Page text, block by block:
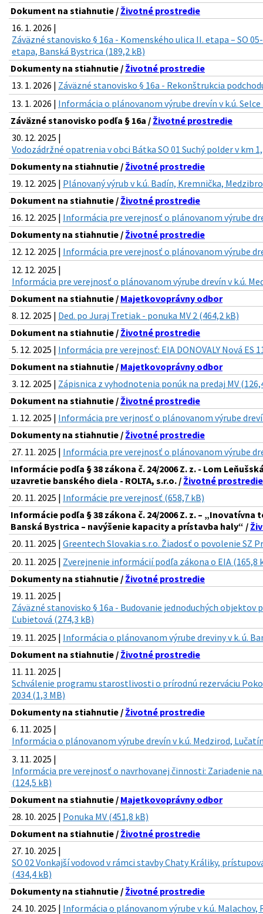
Dokument na stiahnutie / Životné prostredie
16. 1. 2026 |
Záväzné stanovisko § 16a - Komenského ulica II. etapa – SO
etapa, Banská Bystrica (189,2 kB)
Dokumenty na stiahnutie / Životné prostredie
13. 1. 2026 | Záväzné stanovisko § 16a - Rekonštrukcia
13. 1. 2026 | Informácia o plánovanom výrube drevín v k.ú. Selce
Záväzné stanovisko podľa § 16a / Životné prostredie
30. 12. 2025 |
Vodozádržné opatrenia v obci Bátka SO 01 Suchý polder v km
Dokumenty na stiahnutie / Životné prostredie
19. 12. 2025 | Plánovaný výrub v k.ú. Badín, Kremnička,
Dokument na stiahnutie / Životné prostredie
16. 12. 2025 | Informácia pre verejnosť o plánovanom výrube
Dokumenty na stiahnutie / Životné prostredie
12. 12. 2025 | Informácia pre verejnosť o plánovanom výrube
12. 12. 2025 |
Informácia pre verejnosť o plánovanom výrube drevín v k.ú.
Dokument na stiahnutie / Majetkovoprávny odbor
8. 12. 2025 | Ded. po Juraj Tretiak - ponuka MV 2 (464,2 kB)
Dokument na stiahnutie / Životné prostredie
5. 12. 2025 | Informácia pre verejnosť: EIA DONOVALY Nová ES
Dokument na stiahnutie / Majetkovoprávny odbor
3. 12. 2025 | Zápisnica z vyhodnotenia ponúk na predaj MV
Dokument na stiahnutie / Životné prostredie
1. 12. 2025 | Informácia pre verjnosť o plánovanom výrube
Dokumenty na stiahnutie / Životné prostredie
27. 11. 2025 | Informácia pre verejnosť o plánovanom výrube
Informácie podľa § 38 zákona č. 24/2006 Z. z. - Lom
uzavretie banského diela - ROLTA, s.r.o. / Životné prostredie
20. 11. 2025 | Informácie pre verejnosť (658,7 kB)
Informácie podľa § 38 zákona č. 24/2006 Z. z. –
Banská Bystrica – navýšenie kapacity a prístavba haly“ /
20. 11. 2025 | Greentech Slovakia s.r.o. Žiadosť o povolenie SZ
20. 11. 2025 | Zverejnenie informácií podľa zákona o EIA (165,8
Dokumenty na stiahnutie / Životné prostredie
19. 11. 2025 |
Záväzné stanovisko § 16a - Budovanie jednoduchých
Ľubietová (274,3 kB)
19. 11. 2025 | Informácia o plánovanom výrube dreviny v k. ú.
Dokument na stiahnutie / Životné prostredie
11. 11. 2025 |
Schválenie programu starostlivosti o prírodnú rezerváciu
2034 (1,3 MB)
Dokumenty na stiahnutie / Životné prostredie
6. 11. 2025 |
Informácia o plánovanom výrube drevín v k.ú. Medzirod,
3. 11. 2025 |
Informácia pre verejnosť o navrhovanej činnosti: Zariadenie
(124,5 kB)
Dokument na stiahnutie / Majetkovoprávny odbor
28. 10. 2025 | Ponuka MV (451,8 kB)
Dokument na stiahnutie / Životné prostredie
27. 10. 2025 |
SO 02 Vonkajší vodovod v rámci stavby Chaty Králiky,
(434,4 kB)
Dokumenty na stiahnutie / Životné prostredie
24. 10. 2025 | Informácia o plánovanom výrube v k.ú. Malachov,